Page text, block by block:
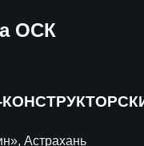
ОСК
Астрахань